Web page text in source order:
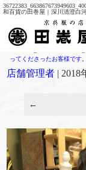
和百貨の田巻屋｜深川清澄白
ってくださったお客様です
店舗管理者 | 2018
←